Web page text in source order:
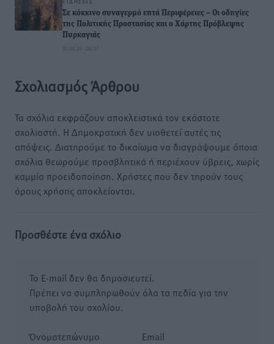
Σε κόκκινο συναγερμό επτά Περιφέρειες – Οι οδηγίες
της Πολιτικής Προστασίας και ο Χάρτης Πρόβλεψης
Πυρκαγιάς
10.08.26 · 09:37
Σχολιασμός Άρθρου
Τα σχόλια εκφράζουν αποκλειστικά τον εκάστοτε
σχολιαστή. Η Δημοκρατική δεν υιοθετεί αυτές τις
απόψεις. Διατηρούμε το δικαίωμα να διαγράψουμε όποια
σχόλια θεωρούμε προσβλητικά ή περιέχουν ύβρεις, χωρίς
καμμία προειδοποίηση. Χρήστες που δεν τηρούν τους
όρους χρήσης αποκλείονται.
Προσθέστε ένα σχόλιο
Το E-mail δεν θα δημοσιευτεί.
Πρέπει να συμπληρωθούν όλα τα πεδία για την
υποβολή του σχολίου.
Όνοματεπώνυμο Email